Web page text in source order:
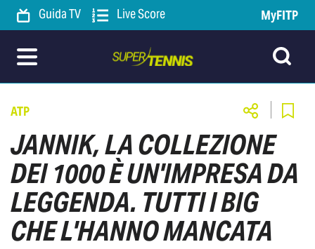
Guida TV Live Score MyFITP
ATP
JANNIK, LA COLLEZIONE
DEI 1000 È UN'IMPRESA DA
LEGGENDA. TUTTI I BIG
CHE L'HANNO MANCATA